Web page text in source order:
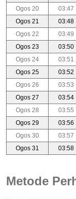
Ogos 20
03:47
Ogos 21
03:48
Ogos 22
03:49
Ogos 23
03:50
Ogos 24
03:51
Ogos 25
03:52
Ogos 26
03:53
Ogos 27
03:54
Ogos 28
03:55
Ogos 29
03:56
Ogos 30
03:57
Ogos 31
03:58
Metode